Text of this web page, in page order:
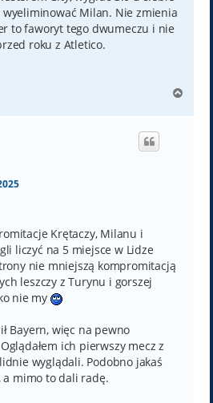
wyeliminować Milan. Nie zmienia
to faworyt tego dwumeczu i nie
roku z Atletico.
g
Krętaczy, Milanu i
liczyć na 5 miejsce w Lidze
nie mniejszą kompromitacją
leszczy z Turynu i gorszej
nie my
Bayern, więc na pewno
ich pierwszy mecz z
wyglądali. Podobno jakaś
mimo to dali radę.